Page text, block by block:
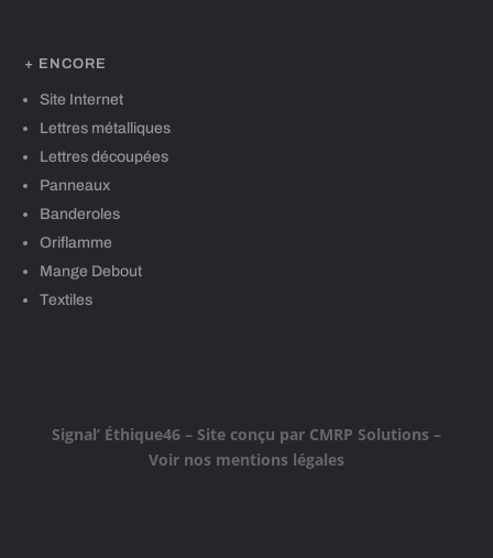
+ ENCORE
Site Internet
Lettres métalliques
Lettres découpées
Panneaux
Banderoles
Oriflamme
Mange Debout
Textiles
Signal’ Éthique46– Site conçu par CMRP Solutions–
Voir nos mentions légales